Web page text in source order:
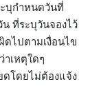
บุกำหนดวันที่
ที่ระบุวันจองไว้
ดไปตามเงื่อนไข
าเหตุใดๆ
ดโดยไม่ต้องแจ้ง